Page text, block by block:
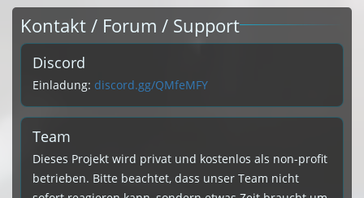
Kontakt / Forum / Support
Discord
Einladung: discord.gg/QMfeMFY
Team
Dieses Projekt wird privat und kostenlos als non-profit
betrieben. Bitte beachtet, dass unser Team nicht